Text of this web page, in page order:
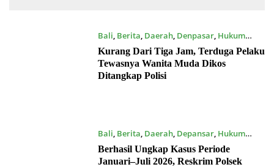
Bali, Berita, Daerah, Denpasar, Hukum
16/07/2026
Kurang Dari Tiga Jam, Terduga Pelaku
Tewasnya Wanita Muda Dikos
Ditangkap Polisi
Bali Berita Daerah, Depansar, Hukum
16/07/2026
Berhasil Ungkap Kasus Periode
Januari–Juli 2026, Reskrim Polsek